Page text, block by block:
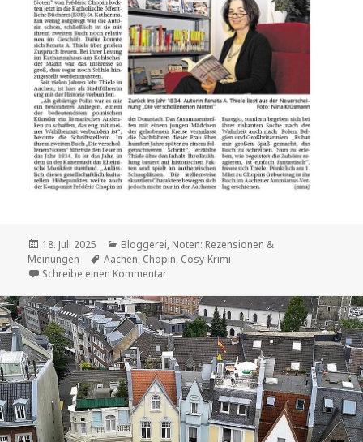
Veröffentlicht
am
18. Juli 2025 Kategorien
Bloggerei, Noten: Rezensionen &
Meinungen
Schlagwörter
Aachen, Chopin, Cosy-Krimi
Schreibe einen Kommentarzu Die 1. Lesung – mit Musik